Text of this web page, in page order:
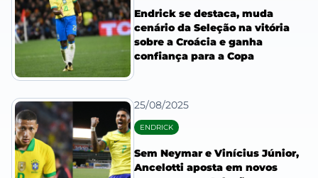
Endrick se destaca, muda
cenário da Seleção na vitória
sobre a Croácia e ganha
confiança para a Copa
25/08/2025
ENDRICK
Sem Neymar e Vinícius Júnior,
Ancelotti aposta em novos